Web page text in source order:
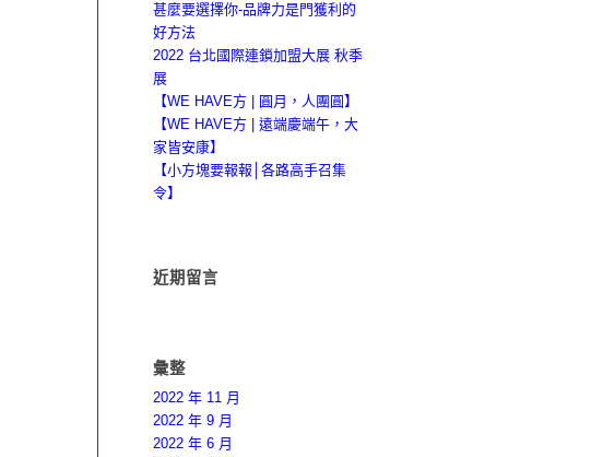
甚麼要選擇你-品牌力是門獲利的
好方法
2022 台北國際連鎖加盟大展 秋季
展
【WE HAVE方 | 圓月，人團圓】
【WE HAVE方 | 遠端慶端午，大
家皆安康】
【小方塊要報報│各路高手召集
令】
近期留言
彙整
2022 年 11 月
2022 年 9 月
2022 年 6 月